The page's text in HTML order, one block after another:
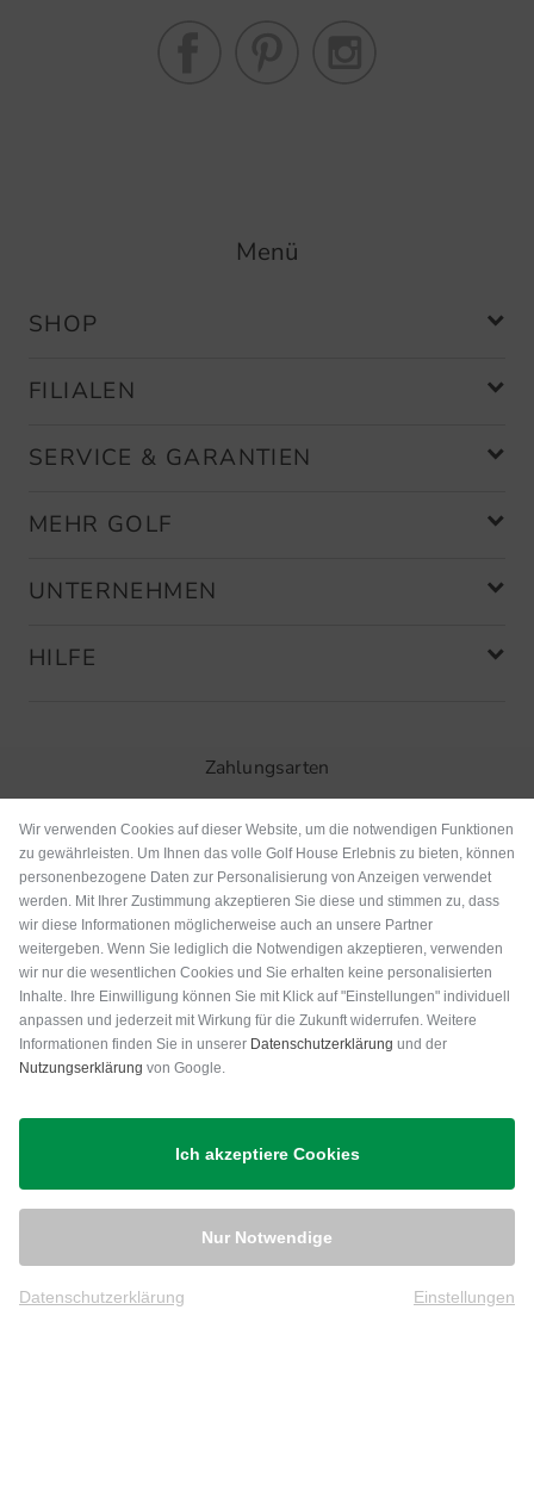
Menü
SHOP
FILIALEN
SERVICE & GARANTIEN
MEHR GOLF
UNTERNEHMEN
HILFE
Zahlungsarten
Versand
Wir verwenden Cookies auf dieser Website, um die notwendigen Funktionen
zu gewährleisten. Um Ihnen das volle Golf House Erlebnis zu bieten, können
personenbezogene Daten zur Personalisierung von Anzeigen verwendet
werden. Mit Ihrer Zustimmung akzeptieren Sie diese und stimmen zu, dass
wir diese Informationen möglicherweise auch an unsere Partner
weitergeben. Wenn Sie lediglich die Notwendigen akzeptieren, verwenden
wir nur die wesentlichen Cookies und Sie erhalten keine personalisierten
Inhalte. Ihre Einwilligung können Sie mit Klick auf "Einstellungen" individuell
anpassen und jederzeit mit Wirkung für die Zukunft widerrufen. Weitere
Informationen finden Sie in unserer Datenschutzerklärung und der
Nutzungserklärung von Google.
Ich akzeptiere Cookies
Nur Notwendige
Datenschutzerklärung Einstellungen